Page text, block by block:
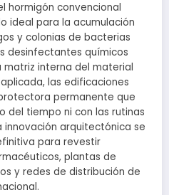
hormigón convencional
ideal para la acumulación
y colonias de bacterias
desinfectantes químicos
matriz interna del material
las edificaciones
permanente que
del tiempo ni con las rutinas
innovación arquitectónica se
para revestir
plantas de
y redes de distribución de